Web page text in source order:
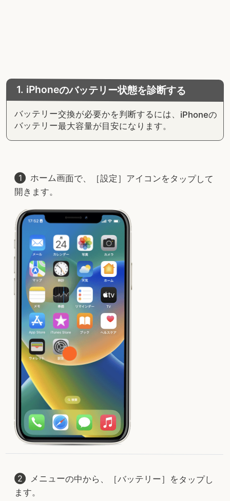
1. iPhoneのバッテリー状態を診断する
バッテリー交換が必要かを判断するには、iPhoneの
バッテリー最大容量が目安になります。
ホーム画面で、［設定］アイコンをタップして
開きます。
メニューの中から、［バッテリー］をタップし
ます。